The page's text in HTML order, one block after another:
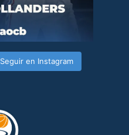
Seguir en Instagram